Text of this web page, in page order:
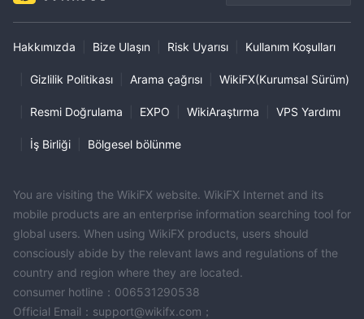
Hakkımızda Bize Ulaşın Risk Uyarısı Kullanım Koşulları
Gizlilik Politikası Arama çağrısı WikiFX(Kurumsal Sürüm)
Resmi Doğrulama EXPO WikiAraştırma VPS Yardımı
İş Birliği Bölgesel bölünme
You are visiting the WikiFX website. WikiFX Internet and its
mobile products are an enterprise information searching tool for
global users. When using WikiFX products, users should
consciously abide by the relevant laws and regulations of the
country and region where they are located.
consumer hotline：006531290538
Official Email：support@wikifx.com；